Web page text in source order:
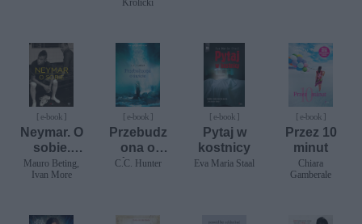
więcej
treści
[ e-book ]
Neymar. O
sobie.
Rozmowa
ojca z
Mauro Beting,
Ivan More
[ e-book ]
Przebudz
ona o
świcie
C.C. Hunter
[ e-book ]
Pytaj w
kostnicy
Eva Maria Staal
[ e-book ]
Przez 10
minut
Chiara
Gamberale